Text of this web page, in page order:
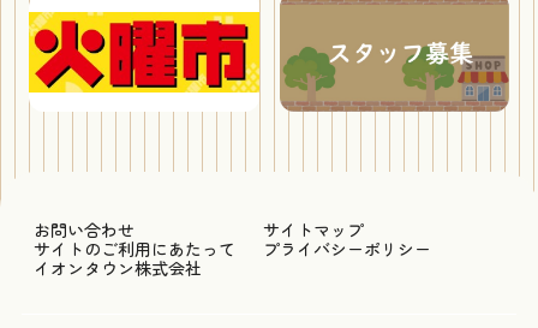
お問い合わせ
サイトマップ
サイトのご利用にあたって
プライバシーポリシー
イオンタウン株式会社